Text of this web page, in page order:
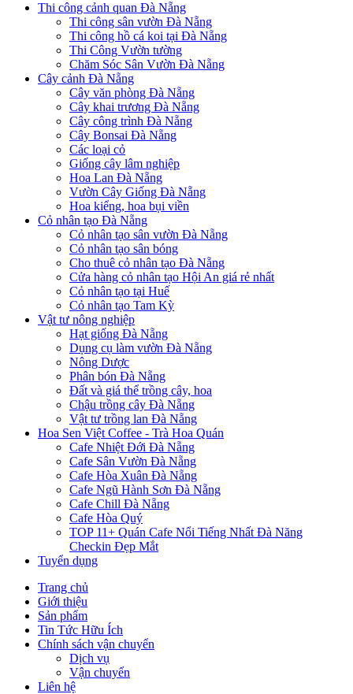
Thi công cảnh quan Đà Nẵng
Thi công sân vườn Đà Nẵng
Thi công hồ cá koi tại Đà Nẵng
Thi Công Vườn tường
Chăm Sóc Sân Vườn Đà Nẵng
Cây cảnh Đà Nẵng
Cây văn phòng Đà Nẵng
Cây khai trương Đà Nẵng
Cây công trình Đà Nẵng
Cây Bonsai Đà Nẵng
Các loại cỏ
Giống cây lâm nghiệp
Hoa Lan Đà Nẵng
Vườn Cây Giống Đà Nẵng
Hoa kiểng, hoa bụi viền
Cỏ nhân tạo Đà Nẵng
Cỏ nhân tạo sân vườn Đà Nẵng
Cỏ nhân tạo sân bóng
Cho thuê cỏ nhân tạo Đà Nẵng
Cửa hàng cỏ nhân tạo Hội An giá rẻ nhất
Cỏ nhân tạo tại Huế
Cỏ nhân tạo Tam Kỳ
Vật tư nông nghiệp
Hạt giống Đà Nẵng
Dụng cụ làm vườn Đà Nẵng
Nông Dược
Phân bón Đà Nẵng
Đất và giá thể trồng cây, hoa
Chậu trồng cây Đà Nẵng
Vật tư trồng lan Đà Nẵng
Hoa Sen Việt Coffee - Trà Hoa Quán
Cafe Nhiệt Đới Đà Nẵng
Cafe Sân Vườn Đà Nẵng
Cafe Hòa Xuân Đà Nẵng
Cafe Ngũ Hành Sơn Đà Nẵng
Cafe Chill Đà Nẵng
Cafe Hòa Quý
TOP 11+ Quán Cafe Nổi Tiếng Nhất Đà Năng
Checkin Đẹp Mắt
Tuyển dụng
Trang chủ
Giới thiệu
Sản phẩm
Tin Tức Hữu Ích
Chính sách vận chuyển
Dịch vụ
Vận chuyển
Liên hệ